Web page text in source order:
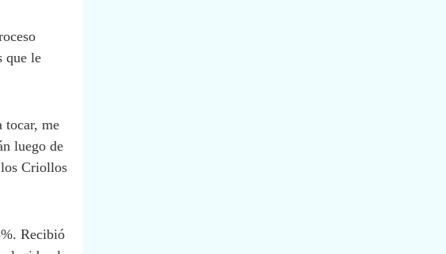
que le
tocar, me
luego de
Criollos
Recibió